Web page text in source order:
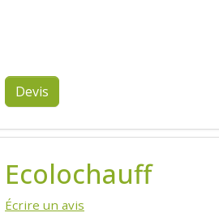
Devis
Ecolochauff
Écrire un avis